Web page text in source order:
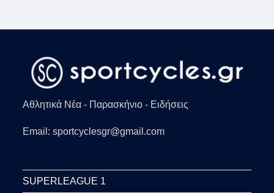
Αθλητικά Νέα - Παρασκήνιο - Ειδήσεις
Email: sportcyclesgr@gmail.com
SUPERLEAGUE 1